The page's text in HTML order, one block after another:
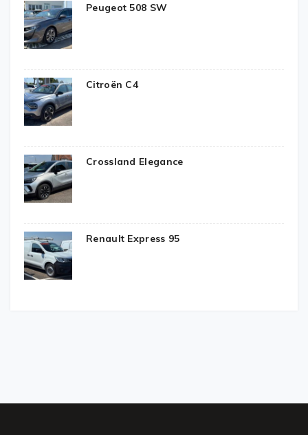
Peugeot 508 SW
Citroën C4
Crossland Elegance
Renault Express 95